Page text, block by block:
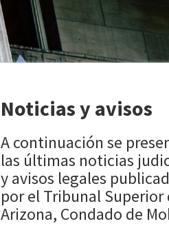
Noticias y avisos
A continuación se
las últimas noticias
y avisos legales
por el Tribunal Superior
Arizona, Condado de